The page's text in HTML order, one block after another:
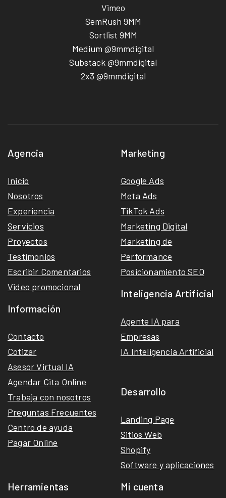
Vimeo
SemRush 9MM
Sortlist 9MM
Medium @9mmdigital
Substack @9mmdigital
2x3 @9mmdigital
Agencia
Inicio
Nosotros
Experiencia
Servicios
Proyectos
Testimonios
Escribir Comentarios
Video promocional
Información
Contacto
Cotizar
Asesor Virtual IA
Agendar Cita Online
Trabaja con nosotros
Preguntas Frecuentes
Centro de ayuda
Pagar Online
Marketing
Google Ads
Meta Ads
TikTok Ads
Marketing Digital
Marketing de
Performance
Posicionamiento SEO
Inteligencia Artificial
Agente IA para
Empresas
IA Inteligencia Artificial
Desarrollo
Landing Page
Sitios Web
Shopify
Software y aplicaciones
Herramientas Mi cuenta